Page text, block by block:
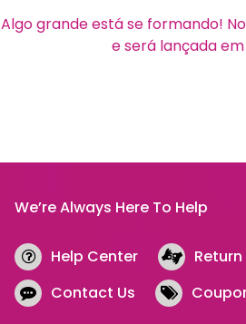
Algo grande está se formando!
e será lançada
We’re Always Here To Help
Help Center
Contact Us